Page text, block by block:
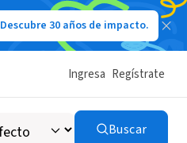
Descubre 30 años de impacto.
Ingresa Regístrate
Buscar